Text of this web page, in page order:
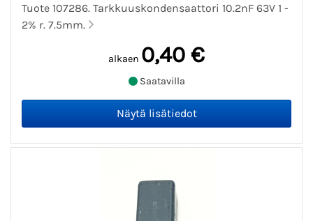
Tuote 107286. Tarkkuuskondensaattori 10.2nF 63V 1 -
2% r. 7.5mm.
alkaen 0,40 €
Saatavilla